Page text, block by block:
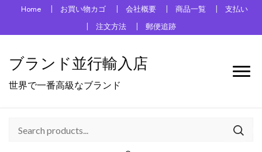
Home お買い物カゴ 会社概要 商品一覧
支払い
注文方法
郵便追跡
ブランド並行輸入店
世界で一番高級なブランド